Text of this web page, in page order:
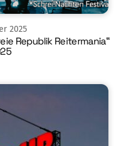
2025
Republik Reitermania“